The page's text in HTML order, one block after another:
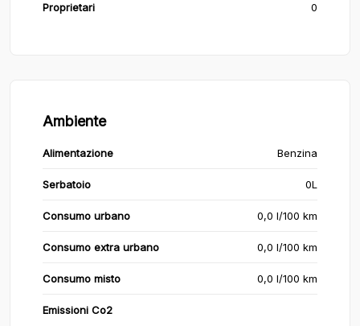
Proprietari 0
Ambiente
Alimentazione Benzina
Serbatoio 0L
Consumo urbano 0,0 l/100 km
Consumo extra urbano 0,0 l/100 km
Consumo misto 0,0 l/100 km
Emissioni Co2